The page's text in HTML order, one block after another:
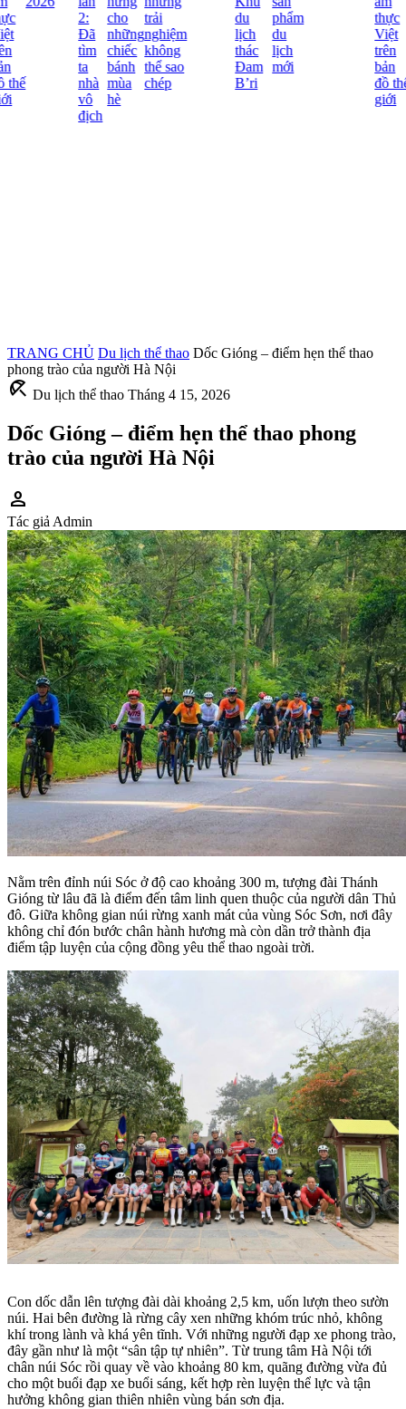
thế
2:
Đã
tìm
ta
nhà
vô
địch
cho
những
chiếc
bánh
mùa
hè
trải
nghiệm
không
thể sao
chép
du
lịch
thác
Đam
B’ri
phẩm
du
lịch
mới
thực
Việt
trên
bản
đồ thế
giới
TRANG CHỦ Du lịch thể thao Dốc Gióng – điểm hẹn thể thao
phong trào của người Hà Nội
beach_access Du lịch thể thao Tháng 4 15, 2026
Dốc Gióng – điểm hẹn thể thao phong
trào của người Hà Nội
person
Tác giả Admin
Nằm trên đỉnh núi Sóc ở độ cao khoảng 300 m, tượng đài Thánh
Gióng từ lâu đã là điểm đến tâm linh quen thuộc của người dân Thủ
đô. Giữa không gian núi rừng xanh mát của vùng Sóc Sơn, nơi đây
không chỉ đón bước chân hành hương mà còn dần trở thành địa
điểm tập luyện của cộng đồng yêu thể thao ngoài trời.
Con dốc dẫn lên tượng đài dài khoảng 2,5 km, uốn lượn theo sườn
núi. Hai bên đường là rừng cây xen những khóm trúc nhỏ, không
khí trong lành và khá yên tĩnh. Với những người đạp xe phong trào,
đây gần như là một “sân tập tự nhiên”. Từ trung tâm Hà Nội tới
chân núi Sóc rồi quay về vào khoảng 80 km, quãng đường vừa đủ
cho một buổi đạp xe buổi sáng, kết hợp rèn luyện thể lực và tận
hưởng không gian thiên nhiên vùng bán sơn địa.